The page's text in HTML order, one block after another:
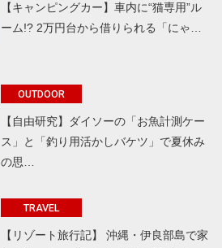
【キャンピングカー】車内に“猫専用”ル
ーム!? 2万円台から借りられる「にゃ…
OUTDOOR
【自由研究】ダイソーの「お魚計測ケー
ス」と「釣り用活かしバケツ」で夏休み
の思…
TRAVEL
【リゾート旅行記】 沖縄・伊良部島で家